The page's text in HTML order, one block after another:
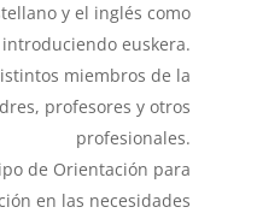
y el inglés como
euskera.
miembros de la
profesores y otros
profesionales.
de Orientación para
en las necesidades